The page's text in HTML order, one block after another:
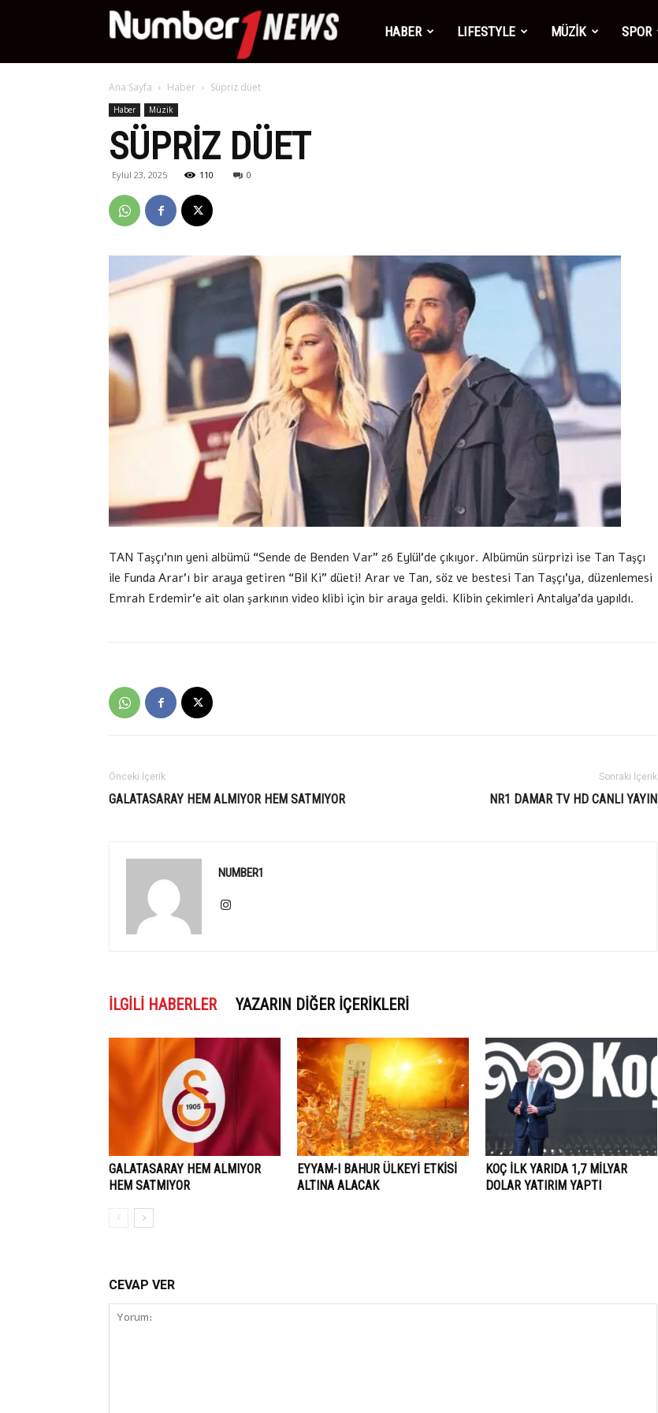
Number1HABER LIFESTYLE MÜZİK SPOR
Ana Sayfa Haber Süpriz düet
Haber Müzik
SÜPRIZ DÜET
Eylül 23, 2025 110 0
TAN Taşçı’nın yeni albümü “Sende de Benden Var” 26 Eylül’de çıkıyor. Albümün sürprizi ise Tan Taşçı
ile Funda Arar’ı bir araya getiren “Bil Ki” düeti! Arar ve Tan, söz ve bestesi Tan Taşçı’ya, düzenlemesi
Emrah Erdemir’e ait olan şarkının video klibi için bir araya geldi. Klibin çekimleri Antalya’da yapıldı.
Önceki İçerik
GALATASARAY HEM ALMIYOR HEM SATMIYOR
Sonraki İçerik
NR1 DAMAR TV HD CANLI YAYIN
NUMBER1
İLGILI HABERLER YAZARIN DIĞER İÇERIKLERI
GALATASARAY HEM ALMIYOR
HEM SATMIYOR
EYYAM-I BAHUR ÜLKEYİ ETKİSİ
ALTINA ALACAK
KOÇ İLK YARIDA 1,7 MİLYAR
DOLAR YATIRIM YAPTI
CEVAP VER